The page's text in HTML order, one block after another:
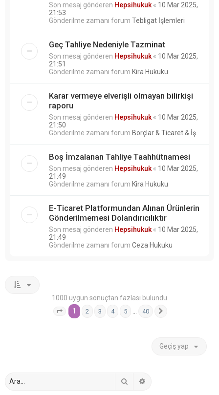
Son mesaj gönderen Hepsihukuk « 10 Mar 2025,
21:53
Gönderilme zamanı forum Tebligat İşlemleri
Geç Tahliye Nedeniyle Tazminat
Son mesaj gönderen Hepsihukuk « 10 Mar 2025,
21:51
Gönderilme zamanı forum Kira Hukuku
Karar vermeye elverişli olmayan bilirkişi
raporu
Son mesaj gönderen Hepsihukuk « 10 Mar 2025,
21:50
Gönderilme zamanı forum Borçlar & Ticaret & İş
Boş İmzalanan Tahliye Taahhütnamesi
Son mesaj gönderen Hepsihukuk « 10 Mar 2025,
21:49
Gönderilme zamanı forum Kira Hukuku
E-Ticaret Platformundan Alınan Ürünlerin
Gönderilmemesi Dolandırıcılıktır
Son mesaj gönderen Hepsihukuk « 10 Mar 2025,
21:49
Gönderilme zamanı forum Ceza Hukuku
1000 uygun sonuçtan fazlası bulundu
. sayfa (Toplam40 sayfa)
1 2 3 4 5 40
Geçiş yap